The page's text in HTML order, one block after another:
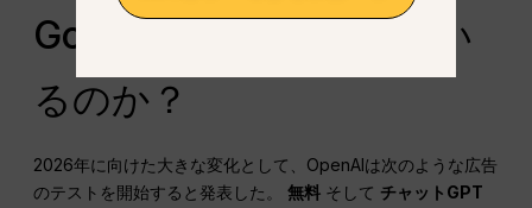
Goで広告をテストしてい
るのか？
2026年に向けた大きな変化として、OpenAIは次のような広告
のテストを開始すると発表した。無料 そして チャットGPT